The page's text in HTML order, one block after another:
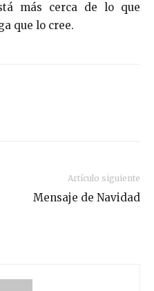
más cerca de lo que
que lo cree.
Artículo siguiente
Mensaje de Navidad